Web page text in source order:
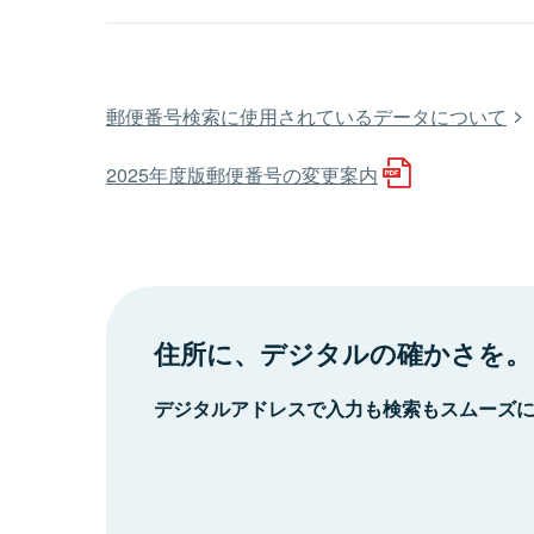
郵便番号検索に使用されているデータについて
2025年度版郵便番号の変更案内
住所に、デジタルの確かさを。
デジタルアドレスで入力も検索もスムーズ